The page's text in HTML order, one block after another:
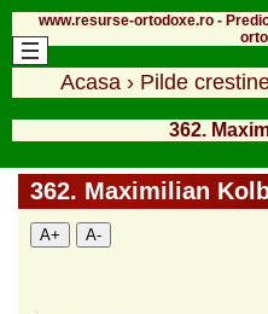
www.resurse-ortodoxe.ro -
Acasa › Pilde
362.
362. Maximilian
A+ A-